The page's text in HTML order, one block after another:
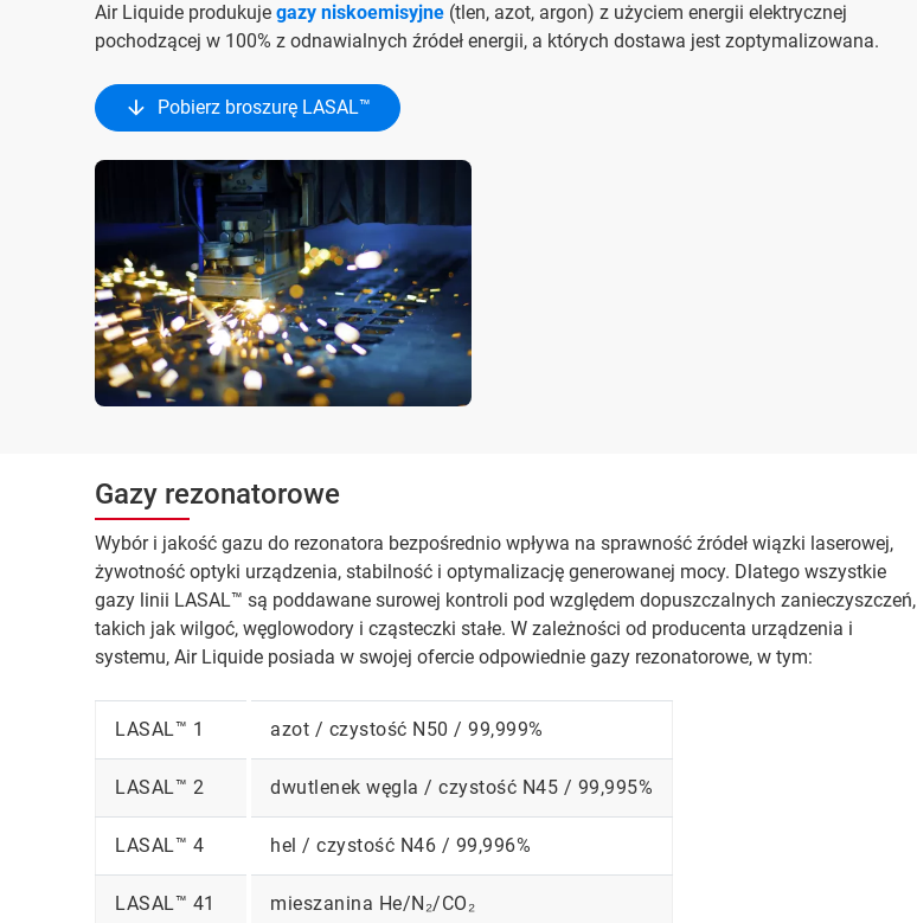
Air Liquide produkuje gazy niskoemisyjne (tlen, azot, argon) z użyciem energii elektrycznej
pochodzącej w 100% z odnawialnych źródeł energii, a których dostawa jest zoptymalizowana.
Pobierz broszurę LASAL™
Gazy rezonatorowe
Wybór i jakość gazu do rezonatora bezpośrednio wpływa na sprawność źródeł wiązki laserowej,
żywotność optyki urządzenia, stabilność i optymalizację generowanej mocy. Dlatego wszystkie
gazy linii LASAL™ są poddawane surowej kontroli pod względem dopuszczalnych zanieczyszczeń,
takich jak wilgoć, węglowodory i cząsteczki stałe. W zależności od producenta urządzenia i
systemu, Air Liquide posiada w swojej ofercie odpowiednie gazy rezonatorowe, w tym:
LASAL™ 1 azot / czystość N50 / 99,999%
LASAL™ 2 dwutlenek węgla / czystość N45 / 99,995%
LASAL™ 4 hel / czystość N46 / 99,996%
LASAL™ 41 mieszanina He/N₂/CO₂